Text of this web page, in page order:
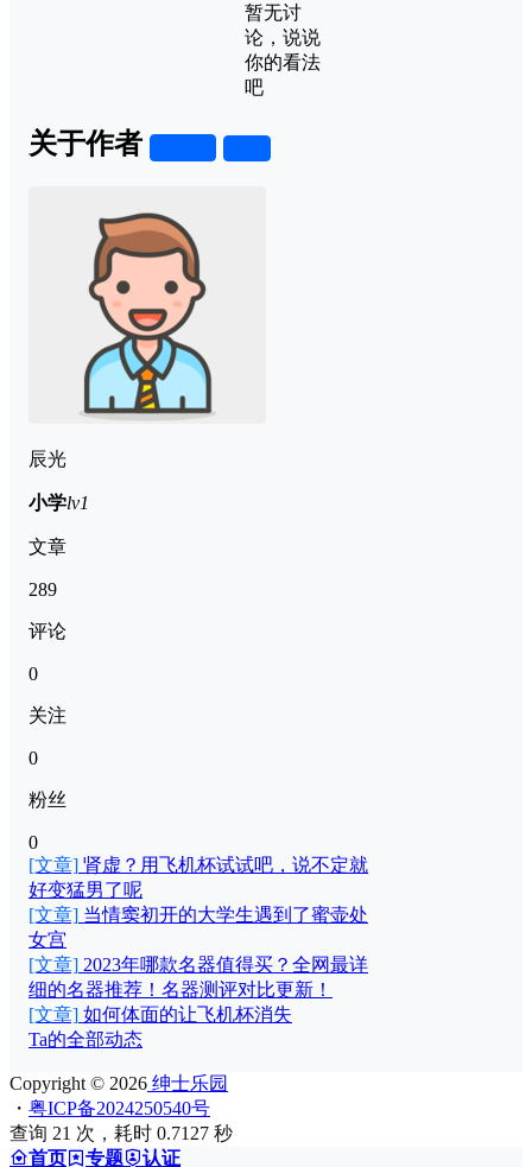
暂无讨
论，说说
你的看法
吧
关于作者
辰光
小学lv1
文章
289
评论
0
关注
0
粉丝
0
[文章] 肾虚？用飞机杯试试吧，说不定就
好变猛男了呢
[文章] 当情窦初开的大学生遇到了蜜壶处
女宫
[文章] 2023年哪款名器值得买？全网最详
细的名器推荐！名器测评对比更新！
[文章] 如何体面的让飞机杯消失
Ta的全部动态
Copyright © 2026 绅士乐园
・ 粤ICP备2024250540号
查询 21 次，耗时 0.7127 秒
首页
专题 认证